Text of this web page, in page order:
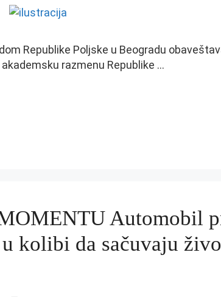
Republike Poljske u Beogradu
razmenu Republike …
Automobil
kolibi da sačuvaju